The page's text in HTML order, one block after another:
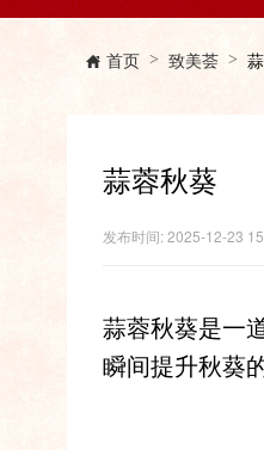
 首页 > 致美荟 >
蒜蓉秋葵
发布时间: 2025-12-23
蒜蓉秋葵是一
瞬间提升秋葵